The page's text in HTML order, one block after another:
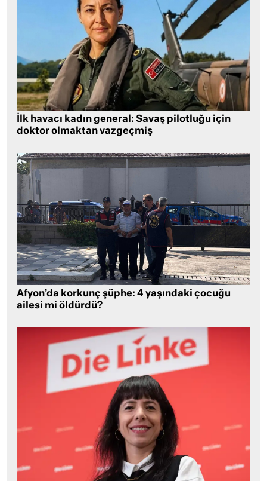
İlk havacı kadın general: Savaş pilotluğu için
doktor olmaktan vazgeçmiş
Afyon’da korkunç şüphe: 4 yaşındaki çocuğu
ailesi mi öldürdü?